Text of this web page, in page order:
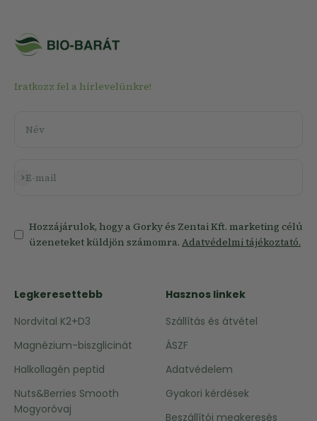
Iratkozz fel a hírlevelünkre!
Név
E-mail
Feliratkozás
Hozzájárulok, hogy a Gorky és Zentai Kft. marketing célú
üzeneteket küldjön számomra. Adatvédelmi tájékoztató.
Legkeresettebb
Nordvital K2+D3
Magnézium-biszglicinát
Halkollagén peptid
Nuts&Berries Smooth
Mogyoróvaj
Hasznos linkek
Szállítás és átvétel
ÁSZF
Adatvédelem
Gyakori kérdések
Beszállítói megkeresés